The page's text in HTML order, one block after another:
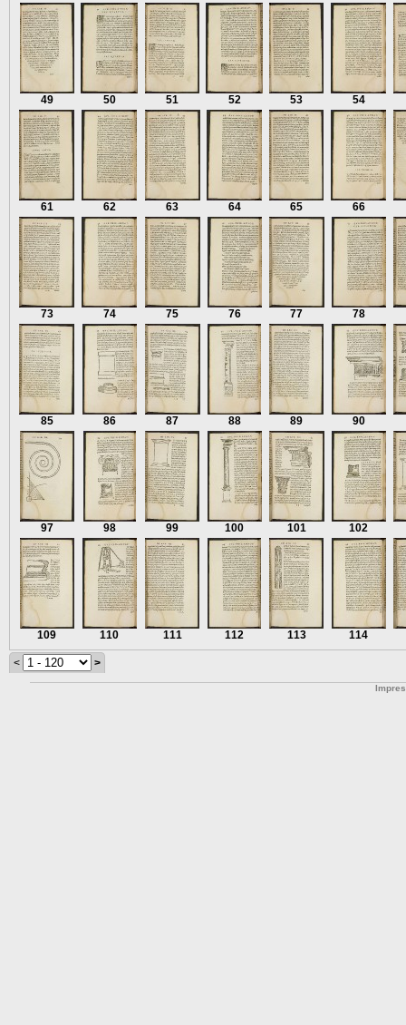
49 50 51 52 53 54
61 62 63 64 65 66
73 74 75 76 77 78
85 86 87 88 89 90
97 98 99 100 101 102
109 110 111 112 113 114
< >